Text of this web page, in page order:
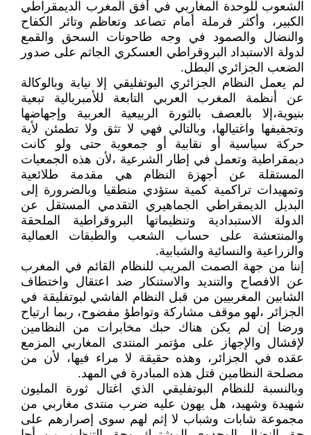
الشعوب للوحدة المغاربي في أفق المغرب الديمقراطي
الكبير، وأكثر فرملة أمام تصاعد وتعاظم وتائر الكفاح
والنضال والصمود في وجه طاحونات السحق والقمع
لدولة الاستبداد البروقراطي العسكري الجاثم على صدور
الضعب الجزائري البطل.
لم يعمل النظام الجزائري البوتفليقي إلا نيابة وبالوكالة
عن أنظمة المغرب العربي التابعة للأمبريالية تبعية
بنيوية،إلا بالعصف بالثورة الربيعية العربية وإجهاضها
وتجفيفها واغتيالها، وبالتالي فهي لا تثق ولا تطمئن لأية
حركة سياسية أو نقابية أو جمعوية حتى ولو كانت
ديمقراطية وتعمل في إطار الشرعية ،لأن هذه الجمعيات
المستقلة عن أجهزة النظام هي مقدمة طلائعية
وتمهيدات تراكمية كمية ستؤدي منطقيا وبالضرورة إلى
البديل الديمقراطي الجماهيري التقدمي المستقل عن
الدولة الاستبدادية وتنظيماتها البروقراطية الملحقة
والمنتعشة على حساب الشعب والطبقات العمالية
والزراعية والنسائية والشبابية.
إننا من جهة الصمت المريب للنظام القائم في المغرب
عن الافصاح والتنديد والاستنكار ضد اعتقال واختطاف
الشابين المغربيين من قبل النظام الفاشي لبوتفليقة في
الجزائر ،لهو موقف مشاركة وتواطؤ مفضوح، ربما ارتياح
ورضا إن لم يكن هناك حبك مخابرات من النظامين
لإفشال والإجهاز على مؤتمر المنتدى المغاربي المزمع
عقده في الجزائر، وهذه حقيقة لا مراء فيها، لأن من
مصلحة النظامين قتل هذه المبادرة في المهد.
وبالنسبة للنظام البوتفليقي الذي اغتال ثورة المليون
شهيدة وشهيد، هل يهون عليه ضرب منتدى مغاربي من
مجموعة شابات وشباب لا إثم لهم سوى إصرارهم على